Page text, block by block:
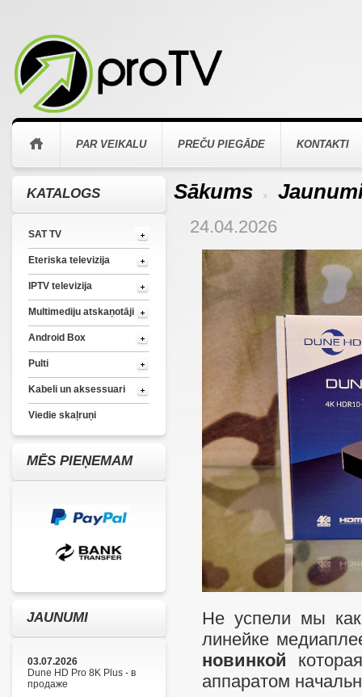
PAR VEIKALU PREČU PIEGĀDE KONTAKTI
KATALOGS
SAT TV
Eteriska televizija
IPTV televizija
Multimediju atskaņotāji
Android Box
Pulti
Kabeli un aksessuari
Viedie skaļruņi
MĒS PIEŅEMAM
JAUNUMI
03.07.2026
Dune HD Pro 8K Plus - в
продаже
Sākums
24.04.2026
Не успели мы
линейке
новинкой
аппаратом